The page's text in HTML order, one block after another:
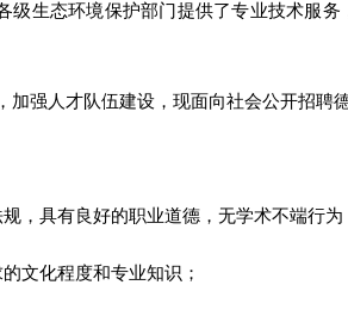
级生态环境保护部门提供了专业技术服
加强人才队伍建设，现面向社会公开招聘
规，具有良好的职业道德，无学术不端行为
文化程度和专业知识；